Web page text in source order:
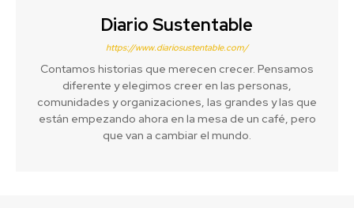
Diario Sustentable
https://www.diariosustentable.com/
Contamos historias que merecen crecer. Pensamos
diferente y elegimos creer en las personas,
comunidades y organizaciones, las grandes y las que
están empezando ahora en la mesa de un café, pero
que van a cambiar el mundo.